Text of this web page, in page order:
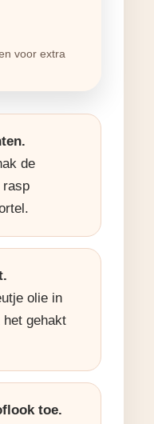
voor extra
de
rasp
olie in
het gehakt
toe.